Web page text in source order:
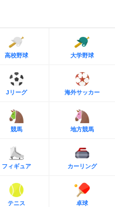
高校野球 大学野球
Jリーグ 海外サッカー
競馬 地方競馬
フィギュア カーリング
テニス 卓球